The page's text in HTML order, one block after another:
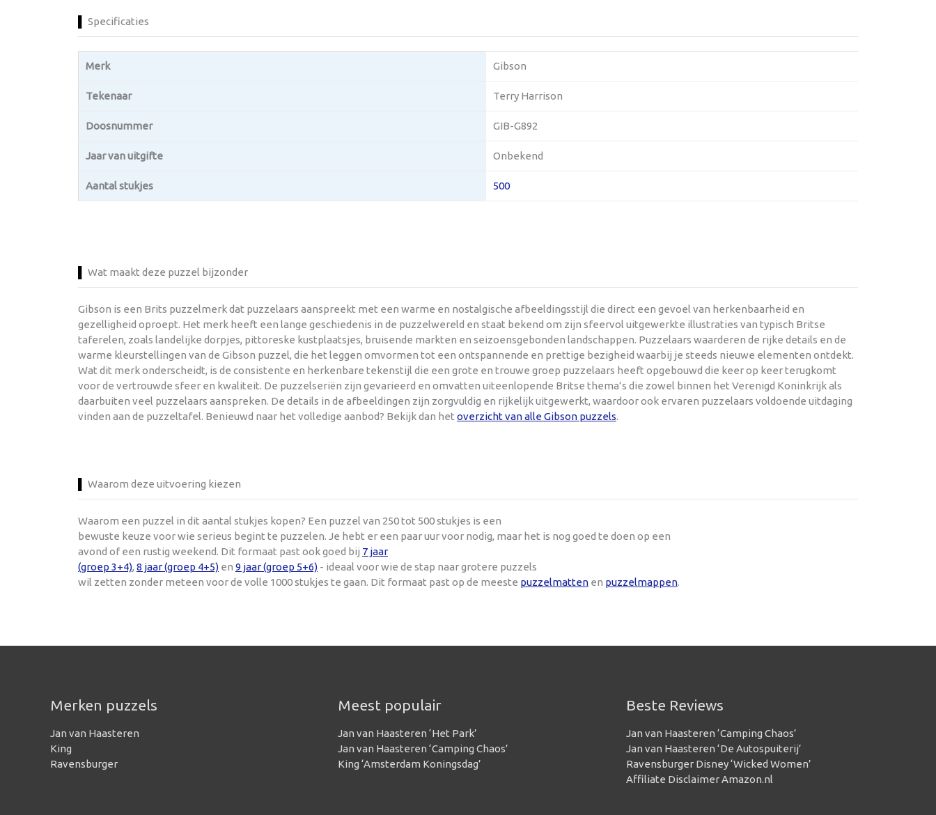
Specificaties
Merk Gibson
Tekenaar Terry Harrison
Doosnummer GIB-G892
Jaar van uitgifte Onbekend
Aantal stukjes 500
Wat maakt deze puzzel bijzonder
Gibson is een Brits puzzelmerk dat puzzelaars aanspreekt met een warme en nostalgische afbeeldingsstijl die direct een gevoel van herkenbaarheid en
gezelligheid oproept. Het merk heeft een lange geschiedenis in de puzzelwereld en staat bekend om zijn sfeervol uitgewerkte illustraties van typisch Britse
taferelen, zoals landelijke dorpjes, pittoreske kustplaatsjes, bruisende markten en seizoensgebonden landschappen. Puzzelaars waarderen de rijke details en de
warme kleurstellingen van de Gibson puzzel, die het leggen omvormen tot een ontspannende en prettige bezigheid waarbij je steeds nieuwe elementen ontdekt.
Wat dit merk onderscheidt, is de consistente en herkenbare tekenstijl die een grote en trouwe groep puzzelaars heeft opgebouwd die keer op keer terugkomt
voor de vertrouwde sfeer en kwaliteit. De puzzelseriën zijn gevarieerd en omvatten uiteenlopende Britse thema’s die zowel binnen het Verenigd Koninkrijk als
daarbuiten veel puzzelaars aanspreken. De details in de afbeeldingen zijn zorgvuldig en rijkelijk uitgewerkt, waardoor ook ervaren puzzelaars voldoende uitdaging
vinden aan de puzzeltafel. Benieuwd naar het volledige aanbod? Bekijk dan het overzicht van alle Gibson puzzels.
Waarom deze uitvoering kiezen
Waarom een puzzel in dit aantal stukjes kopen? Een puzzel van 250 tot 500 stukjes is een
bewuste keuze voor wie serieus begint te puzzelen. Je hebt er een paar uur voor nodig, maar het is nog goed te doen op een
avond of een rustig weekend. Dit formaat past ook goed bij 7 jaar
(groep 3+4), 8 jaar (groep 4+5) en 9 jaar (groep 5+6) - ideaal voor wie de stap naar grotere puzzels
wil zetten zonder meteen voor de volle 1000 stukjes te gaan. Dit formaat past op de meeste puzzelmatten en puzzelmappen.
Merken puzzels
Jan van Haasteren
King
Ravensburger
Meest populair
Jan van Haasteren ‘Het Park’
Jan van Haasteren ‘Camping Chaos’
King ‘Amsterdam Koningsdag’
Beste Reviews
Jan van Haasteren ‘Camping Chaos’
Jan van Haasteren ‘De Autospuiterij’
Ravensburger Disney ‘Wicked Women’
Affiliate Disclaimer Amazon.nl